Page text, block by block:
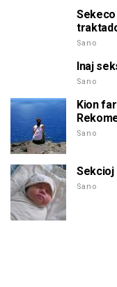
Sano
Inaj
Sano
Kion
Sano
Sekcioj
Sano